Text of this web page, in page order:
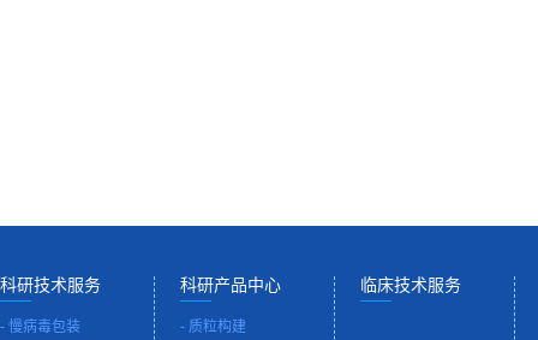
科研技术服务
- 慢病毒包装
科研产品中心
- 质粒构建
临床技术服务